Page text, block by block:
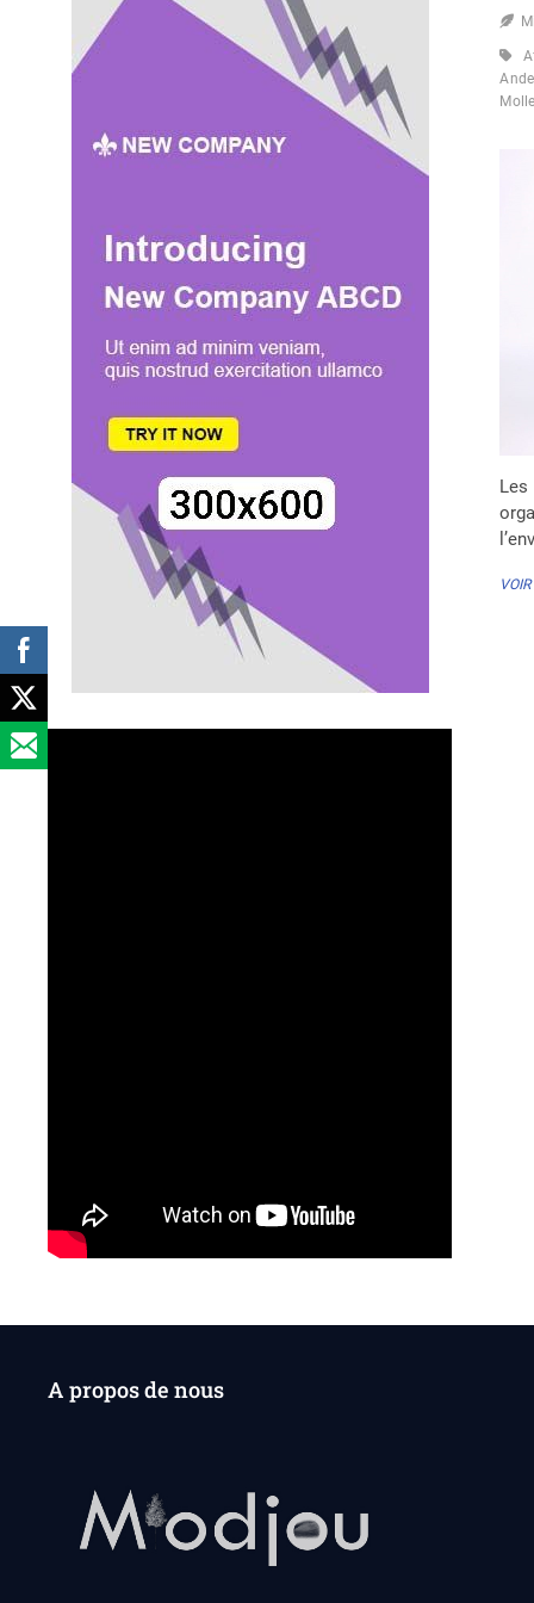
Les
A propos de nous